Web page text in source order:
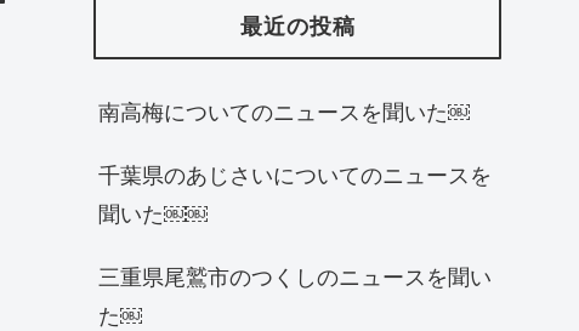
最近の投稿
南高梅についてのニュースを聞いた￼
千葉県のあじさいについてのニュースを
聞いた￼￼
三重県尾鷲市のつくしのニュースを聞い
た￼